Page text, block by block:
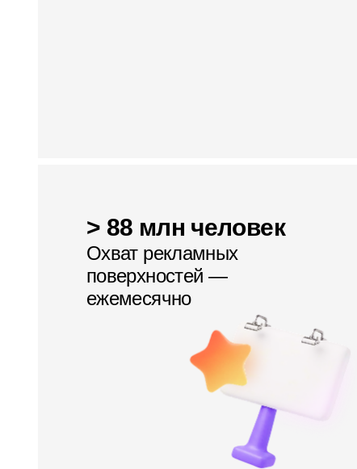
> 88 млн человек
Охват рекламных
поверхностей —
ежемесячно